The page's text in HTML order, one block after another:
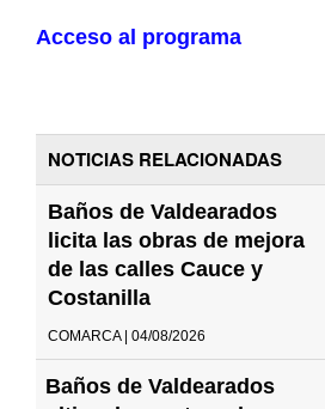
Acceso al programa
NOTICIAS RELACIONADAS
Baños de Valdearados
licita las obras de mejora
de las calles Cauce y
Costanilla
COMARCA | 04/08/2026
Baños de Valdearados